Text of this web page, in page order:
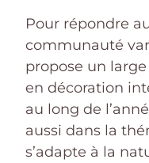
Pour répondre
communauté
propose un
en décoration
au long de
aussi dans la
s’adapte à la